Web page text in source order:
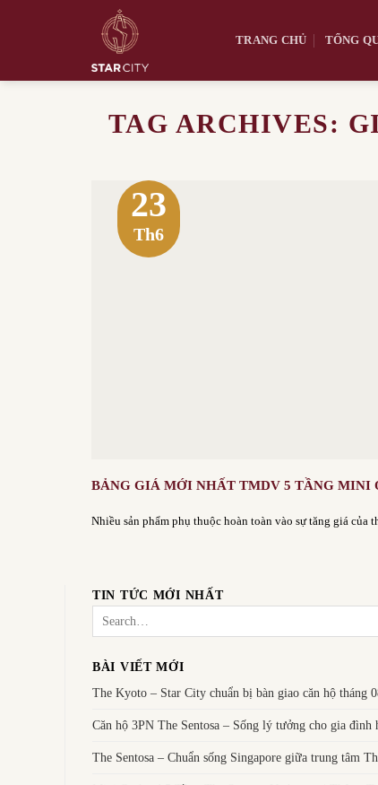
TRANG CHỦ TỔNG
TAG ARCHIVES:
BẢNG GIÁ MỚI NHẤT TMDV 5 TẦNG MINI
Nhiều sản phẩm phụ thuộc hoàn toàn vào sự tăng giá của
23
Th6
TIN TỨC MỚI NHẤT
BÀI VIẾT MỚI
The Kyoto – Star City chuẩn bị bàn giao căn hộ tháng
Căn hộ 3PN The Sentosa – Sống lý tưởng cho gia đình
The Sentosa – Chuẩn sống Singapore giữa trung tâm